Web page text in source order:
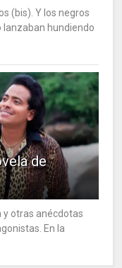
(bis). Y los negros
lanzaban hundiendo
de
y otras anécdotas
En la